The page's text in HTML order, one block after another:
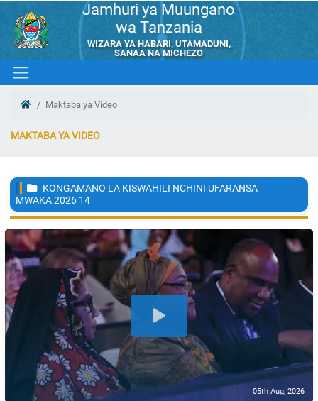
Jamhuri ya Muungano
wa Tanzania
WIZARA YA HABARI, UTAMADUNI,
SANAA NA MICHEZO
Maktaba ya Video
MAKTABA YA VIDEO
KONGAMANO LA KISWAHILI NCHINI UFARANSA
MWAKA 202614
05th Aug, 2026